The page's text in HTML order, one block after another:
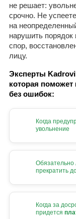
не решает:
срочно. Не
на
нарушить порядок
спор,
лицу.
Эксперты
которая поможет
без ошибок:
Когда
увольнение
Обязательно
прекратить
Когда за
придется